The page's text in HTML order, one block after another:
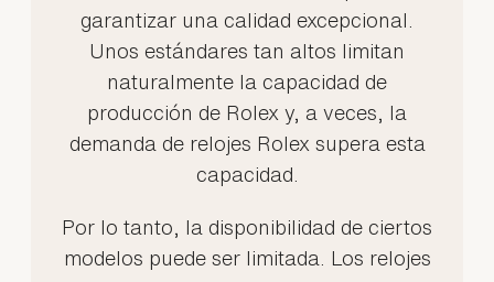
garantizar una calidad excepcional.
Unos estándares tan altos limitan
naturalmente la capacidad de
producción de Rolex y, a veces, la
demanda de relojes Rolex supera esta
capacidad.
Por lo tanto, la disponibilidad de ciertos
modelos puede ser limitada. Los relojes